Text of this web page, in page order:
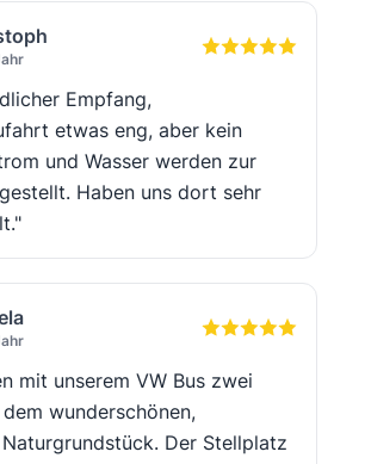
Empfang,
etwas eng, aber kein
und Wasser werden zur
Haben uns dort sehr
mit unserem VW Bus zwei
wunderschönen,
Der Stellplatz